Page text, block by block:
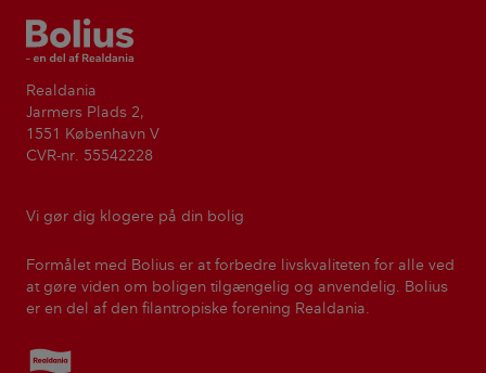
Bolius
Realdania
Jarmers Plads 2,
1551 København V
CVR-nr. 55542228
Vi gør dig klogere på din bolig
Formålet med Bolius er at forbedre livskvaliteten for alle ved
at gøre viden om boligen tilgængelig og anvendelig. Bolius
er en del af den filantropiske forening Realdania.
Realdania